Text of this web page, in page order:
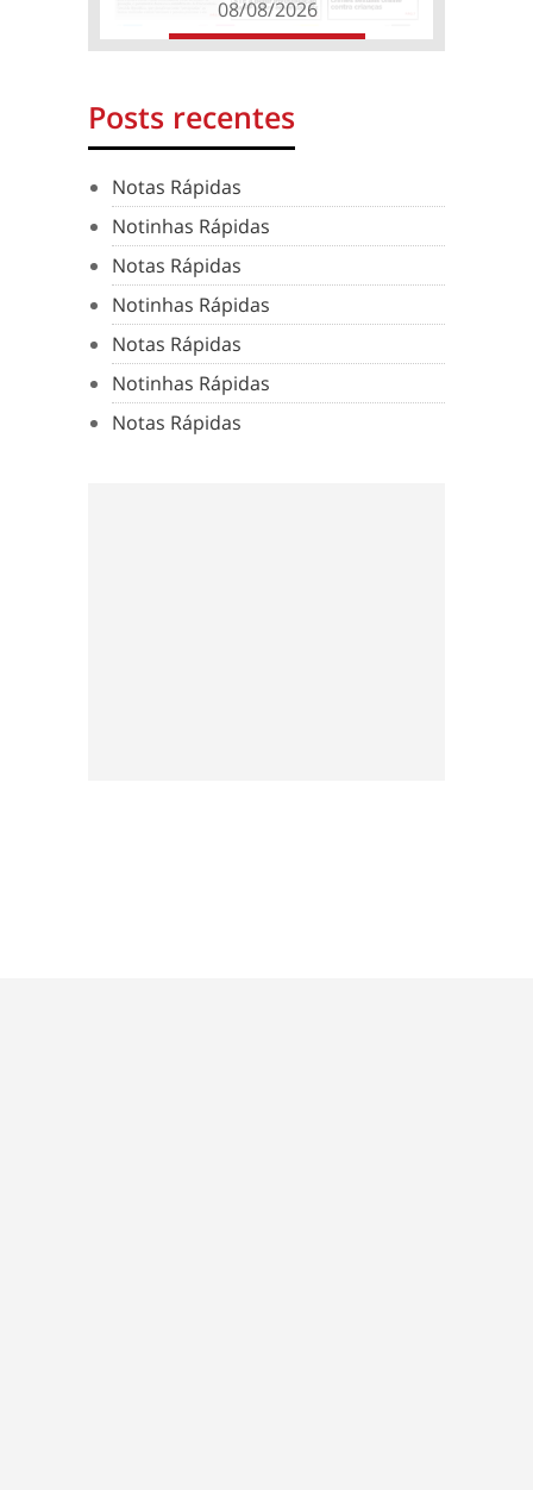
08/08/2026
Posts recentes
Notas Rápidas
Notinhas Rápidas
Notas Rápidas
Notinhas Rápidas
Notas Rápidas
Notinhas Rápidas
Notas Rápidas